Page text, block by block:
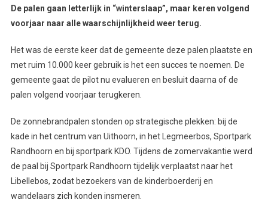
De palen gaan letterlijk in “winterslaap”, maar keren volgend
voorjaar naar alle waarschijnlijkheid weer terug.
Het was de eerste keer dat de gemeente deze palen plaatste en
met ruim 10.000 keer gebruik is het een succes te noemen. De
gemeente gaat de pilot nu evalueren en besluit daarna of de
palen volgend voorjaar terugkeren.
De zonnebrandpalen stonden op strategische plekken: bij de
kade in het centrum van Uithoorn, in het Legmeerbos, Sportpark
Randhoorn en bij sportpark KDO. Tijdens de zomervakantie werd
de paal bij Sportpark Randhoorn tijdelijk verplaatst naar het
Libellebos, zodat bezoekers van de kinderboerderij en
wandelaars zich konden insmeren.